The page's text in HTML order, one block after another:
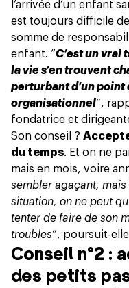
l’arrivée d’un enfant
est toujours difficile
somme de
enfant. “C’est un vrai
la vie s’en trouvent
perturbant d’un
organisationnel”,
fondatrice et
Son conseil ?
du temps. Et on ne
mais en mois, voire
sembler agaçant,
situation, on ne peut
tenter de faire de son
troubles”, poursuit-
Conseil n°2 :
des petits